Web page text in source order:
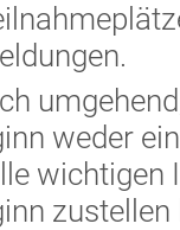
weder
zustellen